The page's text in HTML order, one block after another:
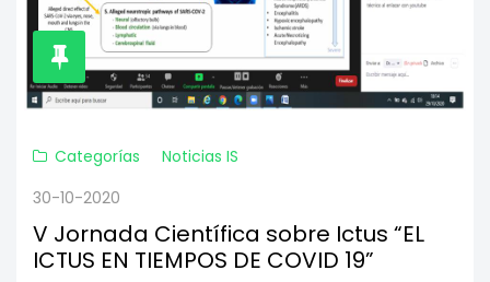
Categorías
Noticias IS
30-10-2020
V Jornada Científica sobre Ictus “EL
ICTUS EN TIEMPOS DE COVID 19”